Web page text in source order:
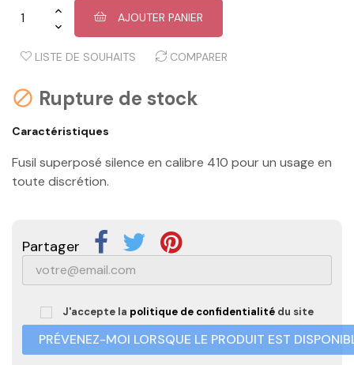
AJOUTER PANIER
LISTE DE SOUHAITS COMPARER
 Rupture de stock
Caractéristiques
Fusil superposé silence en calibre 410 pour un usage en
toute discrétion.
Partager
J'accepte la politique de confidentialité du site
PRÉVENEZ-MOI LORSQUE LE PRODUIT EST